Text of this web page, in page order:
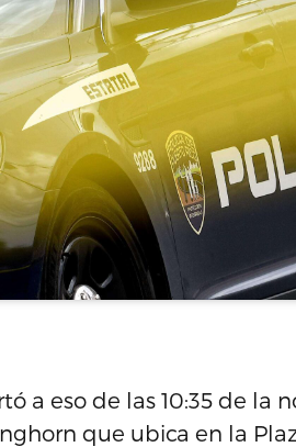
a eso de las 10:35 de la
que ubica en la